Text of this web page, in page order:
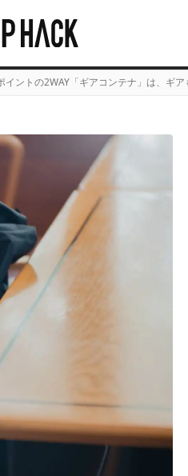
イントの2WAY「ギアコンテナ」は、ギ